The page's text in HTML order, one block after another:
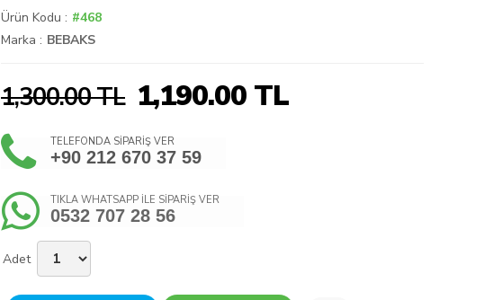
Ürün Kodu : #468
Marka : BEBAKS
1,300.00 TL 1,190.00 TL
TELEFONDA SİPARİŞ VER
+90 212 670 37 59
TIKLA WHATSAPP İLE SİPARİŞ VER
0532 707 28 56
Adet